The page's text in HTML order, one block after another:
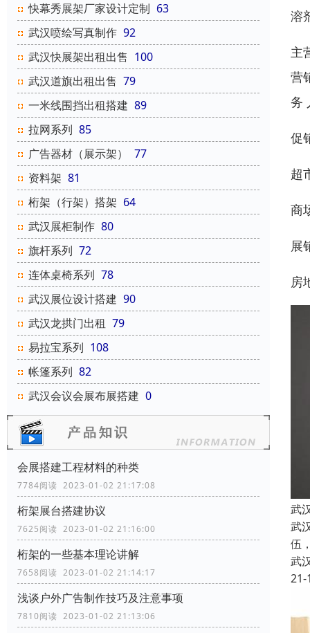
快幕秀展架厂家设计定制 63
武汉喷绘写真制作 92
武汉快展架出租出售 100
武汉道旗出租出售 79
一米线围挡出租搭建 89
拉网系列 85
广告器材（展示架）
77
资料架 81
桁架（行架）搭架 64
武汉展柜制作 80
旗杆系列 72
连体桌椅系列 78
武汉展位设计搭建 90
武汉龙拱门出租 79
易拉宝系列 108
帐篷系列 82
武汉会议会展布展搭建 0
会展搭建工程材料的种类
7784阅读 2023-01-02 21:17:08
桁架展台搭建协议
7625阅读 2023-01-02 21:16:00
桁架的一些基本理论讲解
7658阅读 2023-01-02 21:14:17
浅谈户外广告制作技巧及注意事项
7810阅读 2023-01-02 21:13:06
溶
主
营
务
促
超
商
展
房
武
武
伍
武
21-